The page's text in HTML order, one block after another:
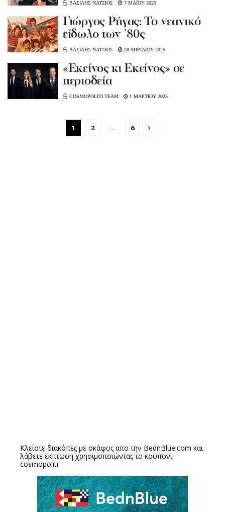
ΒΑΣΙΛΗΣ ΝΑΤΣΙΟΣ 7 ΜΑΪΟΥ 2025
Γιώργος Ρήγας: Το νεανικό
είδωλο των ’80ς
ΒΑΣΙΛΗΣ ΝΑΤΣΙΟΣ 28 ΑΠΡΙΛΙΟΥ 2025
«Εκείνος κι Εκείνος» σε
περιοδεία
COSMOPOLITI TEAM 1 ΜΑΡΤΙΟΥ 2025
1 2 … 6
Κλείστε διακόπες με σκάφος απο την BednBlue.com και
λάβετε έκπτωση χρησιμοποιώντας το κούπονι:
cosmopoliti